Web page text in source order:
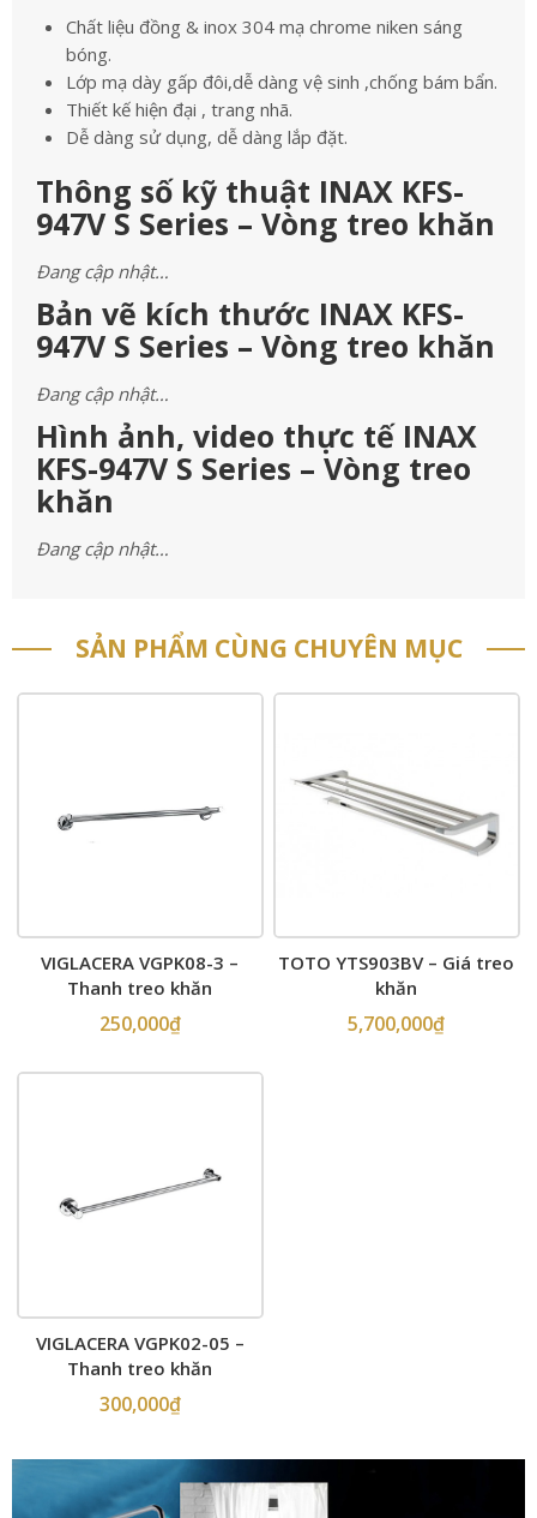
Chất liệu đồng & inox 304 mạ chrome niken sáng
bóng.
Lớp mạ dày gấp đôi,dễ dàng vệ sinh ,chống bám bẩn.
Thiết kế hiện đại , trang nhã.
Dễ dàng sử dụng, dễ dàng lắp đặt.
Thông số kỹ thuật INAX KFS-
947V S Series – Vòng treo khăn
Đang cập nhật…
Bản vẽ kích thước INAX KFS-
947V S Series – Vòng treo khăn
Đang cập nhật…
Hình ảnh, video thực tế INAX
KFS-947V S Series – Vòng treo
khăn
Đang cập nhật…
SẢN PHẨM CÙNG CHUYÊN MỤC
VIGLACERA VGPK08-3 –
Thanh treo khăn
250,000₫
TOTO YTS903BV – Giá treo
khăn
5,700,000₫
VIGLACERA VGPK02-05 –
Thanh treo khăn
300,000₫